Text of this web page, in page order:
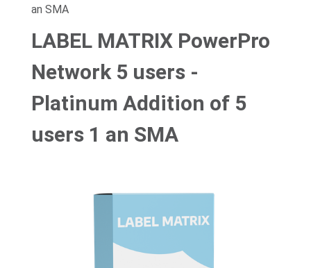
an SMA
LABEL MATRIX PowerPro
Network 5 users -
Platinum Addition of 5
users 1 an SMA